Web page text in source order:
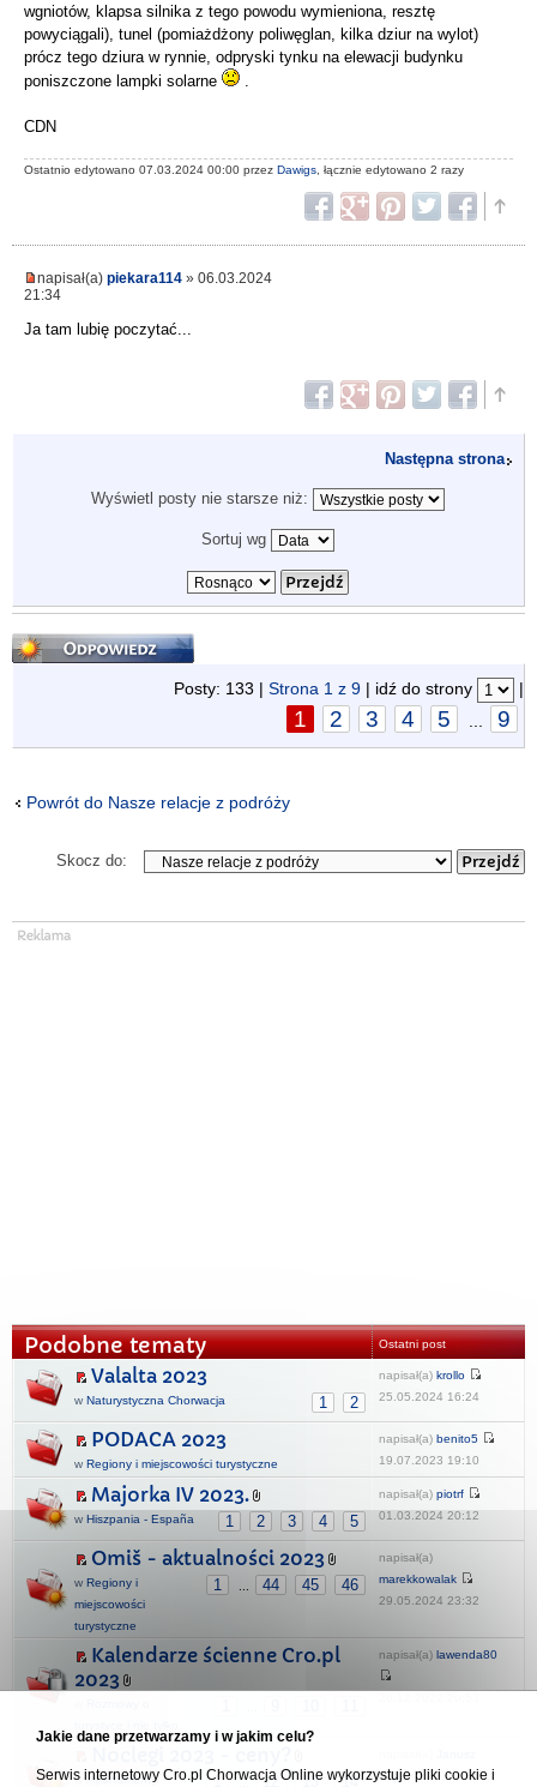
wgniotów, klapsa silnika z tego powodu wymieniona, resztę
powyciągali), tunel (pomiażdżony poliwęglan, kilka dziur na wylot)
prócz tego dziura w rynnie, odpryski tynku na elewacji budynku
poniszczone lampki solarne
CDN
Ostatnio edytowano 07.03.2024 00:00 przez Dawigs , łącznie edytowano 2 razy
napisał(a) piekara114 » 06.03.2024
21:34
Ja tam lubię poczytać...
Następna strona
Wyświetl posty nie starsze niż:
Sortuj wg
Odpowiedz
Posty: 133 | Strona 1 z 9 | idź do strony |
1 2 3 4 5 9
Powrót do Nasze relacje z podróży
Skocz do:
Podobne tematy Ostatni post
Valalta 2023
1 2
w Naturystyczna Chorwacja
napisał(a) krollo
25.05.2024 16:24
PODACA 2023
w Regiony i miejscowości turystyczne
napisał(a) benito5
19.07.2023 19:10
Majorka IV 2023.
1 2 3 4 5
w Hiszpania - España
napisał(a) piotrf
01.03.2024 20:12
Omiš - aktualności 2023
1 ... 44 45 46
w Regiony i
miejscowości
turystyczne
napisał(a)
marekkowalak
29.05.2024 23:32
Kalendarze ścienne Cro.pl
2023
napisał(a) lawenda80
1 ... 12 13 14
wApartamenty,
Bajcer
Jakie dane przetwarzamy i w jakim celu?
Serwis internetowy Cro.pl Chorwacja Online wykorzystuje pliki cookie i